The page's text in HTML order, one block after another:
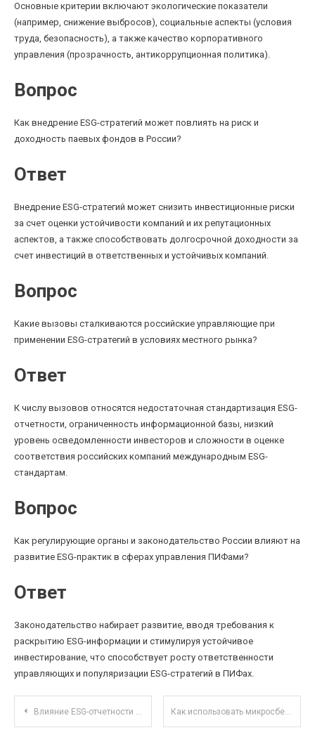
Основные критерии включают экологические показатели
(например, снижение выбросов), социальные аспекты (условия
труда, безопасность), а также качество корпоративного
управления (прозрачность, антикоррупционная политика).
Вопрос
Как внедрение ESG-стратегий может повлиять на риск и
доходность паевых фондов в России?
Ответ
Внедрение ESG-стратегий может снизить инвестиционные риски
за счет оценки устойчивости компаний и их репутационных
аспектов, а также способствовать долгосрочной доходности за
счет инвестиций в ответственных и устойчивых компаний.
Вопрос
Какие вызовы сталкиваются российские управляющие при
применении ESG-стратегий в условиях местного рынка?
Ответ
К числу вызовов относятся недостаточная стандартизация ESG-
отчетности, ограниченность информационной базы, низкий
уровень осведомленности инвесторов и сложности в оценке
соответствия российских компаний международным ESG-
стандартам.
Вопрос
Как регулирующие органы и законодательство России влияют на
развитие ESG-практик в сферах управления ПИФами?
Ответ
Законодательство набирает развитие, вводя требования к
раскрытию ESG-информации и стимулируя устойчивое
инвестирование, что способствует росту ответственности
управляющих и популяризации ESG-стратегий в ПИФах.
Навигация по записям
Влияние ESG-отчетности на рост акций экологичных компаний в 2025 году Как использовать микросбережения для достижения финансовых целей без заметных затрат